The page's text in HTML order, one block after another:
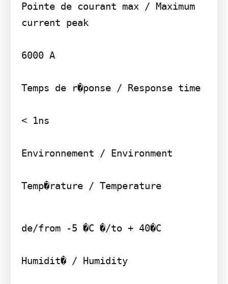
Pointe de courant max / Maximum
current peak
6000 A
Temps de r�ponse / Response time
< 1ns
Environnement / Environment
Temp�rature / Temperature
de/from -5 �C �/to + 40�C
Humidit� / Humidity